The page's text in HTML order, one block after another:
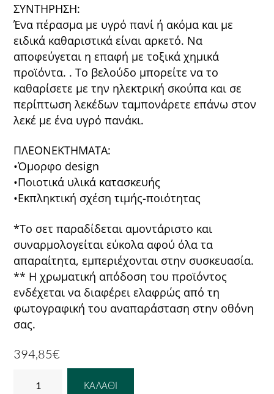
ΣΥΝΤΗΡΗΣΗ:
Ένα πέρασμα με υγρό πανί ή ακόμα και με
ειδικά καθαριστικά είναι αρκετό. Να
αποφεύγεται η επαφή με τοξικά χημικά
προϊόντα. . Το βελούδο μπορείτε να το
καθαρίσετε με την ηλεκτρική σκούπα και σε
περίπτωση λεκέδων ταμπονάρετε επάνω στον
λεκέ με ένα υγρό πανάκι.
ΠΛΕΟΝΕΚΤΗΜΑΤΑ:
•Όμορφο design
•Ποιοτικά υλικά κατασκευής
•Εκπληκτική σχέση τιμής-ποιότητας
*To σετ παραδίδεται αμοντάριστο και
συναρμολογείται εύκολα αφού όλα τα
απαραίτητα, εμπεριέχονται στην συσκευασία.
** Η χρωματική απόδοση του προϊόντος
ενδέχεται να διαφέρει ελαφρώς από τη
φωτογραφική του αναπαράσταση στην οθόνη
σας.
394,85€
ΚΑΛΆΘΙ